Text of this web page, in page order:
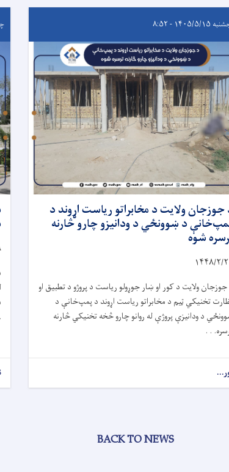
۵/۱۵ - ۸:۵۲
جوزجان ولایت د مخابراتو ریاست اړوند د
د ښوونځي د ودانیزو چارو څارنه
شوه
۱۴۴۸/۲/
ولایت د کور او ښار جوړولو ریاست د پروژو د تطبیق او
تخنیکي ټیم د مخابراتو ریاست اړوند د پمپ‌خانې د
د ودانیزې پروژې له روانو چارو څخه تخنیکي څارنه
. .
.
BACK TO NEWS